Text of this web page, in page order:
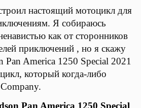
настоящий мотоцикл для
Я собираюсь
как от сторонников
приключений , но я скажу
Pan America 1250 Special 2021
который когда-либо
Pan America 1250 Special